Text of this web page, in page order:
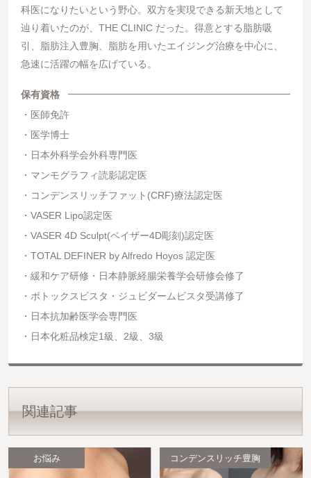
科医になりたいという野心。双方を実現できる新天地として
辿り着いたのが、THE CLINIC だった。得意とする脂肪吸
引、脂肪注入豊胸、脂肪を用いたエイジング治療を中心に、
急速に活躍の幅を広げている。
保有資格
医師免許
医学博士
日本外科学会外科専門医
マンモグラフィ読影認定医
コンデンスリッチファット(CRF)療法認定医
VASER Lipo認定医
VASER 4D Sculpt(ベイザー4D彫刻)認定医
TOTAL DEFINER by Alfredo Hoyos 認定医
緩和ケア研修・日本静脈経腸栄養学会研修会修了
ボトックスビスタ・ジュビダームビスタ受講修了
日本抗加齢医学会専門医
日本化粧品検定1級、2級、3級
関連記事
お悩み コンデンスリッチ豊胸